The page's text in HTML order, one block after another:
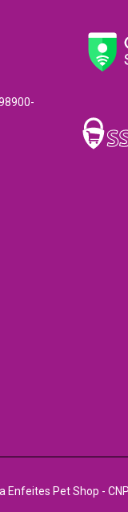
Enfeites Pet Shop -